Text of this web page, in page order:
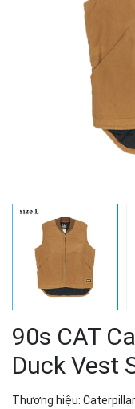
90s CAT
Duck Vest
Thương hiệu: Caterpillar